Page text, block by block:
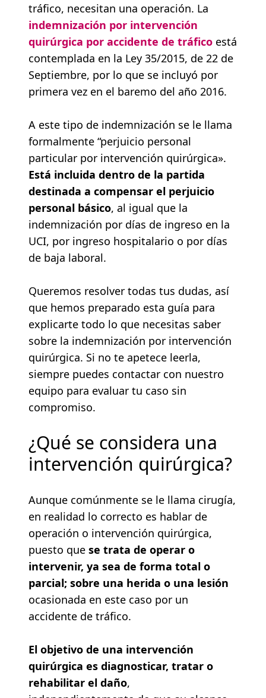
tráfico, necesitan una operación. La
indemnización por intervención
quirúrgica por accidente de tráfico está
contemplada en la Ley 35/2015, de 22 de
Septiembre, por lo que se incluyó por
primera vez en el baremo del año 2016.
A este tipo de indemnización se le llama
formalmente “perjuicio personal
particular por intervención quirúrgica».
Está incluida dentro de la partida
destinada a compensar el perjuicio
personal básico, al igual que la
indemnización por días de ingreso en la
UCI, por ingreso hospitalario o por días
de baja laboral.
Queremos resolver todas tus dudas, así
que hemos preparado esta guía para
explicarte todo lo que necesitas saber
sobre la indemnización por intervención
quirúrgica. Si no te apetece leerla,
siempre puedes contactar con nuestro
equipo para evaluar tu caso sin
compromiso.
¿Qué se considera una
intervención quirúrgica?
Aunque comúnmente se le llama cirugía,
en realidad lo correcto es hablar de
operación o intervención quirúrgica,
puesto que se trata de operar o
intervenir, ya sea de forma total o
parcial; sobre una herida o una lesión
ocasionada en este caso por un
accidente de tráfico.
El objetivo de una intervención
quirúrgica es diagnosticar, tratar o
rehabilitar el daño,